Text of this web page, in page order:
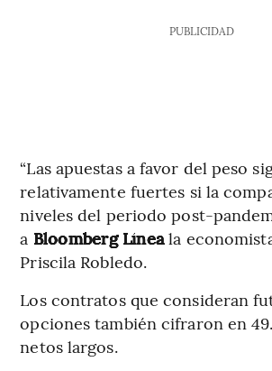
PUBLICIDAD
“Las apuestas a favor del peso
relativamente fuertes si la
niveles del periodo post-
a Bloomberg Líneala
Priscila Robledo.
Los contratos que consideran
opciones también cifraron en
netos largos.